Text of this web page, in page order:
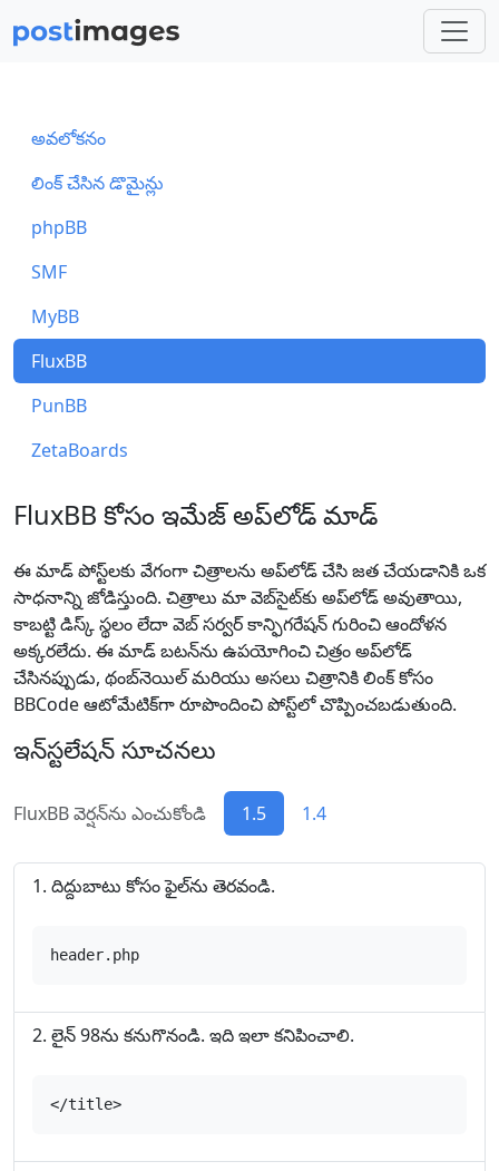
అవలోకనం
లింక్ చేసిన డొమైన్లు
phpBB
SMF
MyBB
FluxBB
PunBB
ZetaBoards
FluxBB కోసం ఇమేజ్ అప్‌లోడ్ మాడ్
ఈ మాడ్ పోస్ట్‌లకు వేగంగా చిత్రాలను అప్‌లోడ్ చేసి జత చేయడానికి ఒక
సాధనాన్ని జోడిస్తుంది. చిత్రాలు మా వెబ్‌సైట్‌కు అప్‌లోడ్ అవుతాయి,
కాబట్టి డిస్క్ స్థలం లేదా వెబ్ సర్వర్ కాన్ఫిగరేషన్ గురించి ఆందోళన
అక్కరలేదు. ఈ మాడ్ బటన్‌ను ఉపయోగించి చిత్రం అప్‌లోడ్
చేసినప్పుడు, థంబ్‌నెయిల్ మరియు అసలు చిత్రానికి లింక్ కోసం
BBCode ఆటోమేటిక్‌గా రూపొందించి పోస్ట్‌లో చొప్పించబడుతుంది.
ఇన్‌స్టలేషన్ సూచనలు
FluxBB వెర్షన్‌ను ఎంచుకోండి 1.5 1.4
దిద్దుబాటు కోసం ఫైల్‌ను తెరవండి.
header.php
లైన్ 98‌ను కనుగొనండి. ఇది ఇలా కనిపించాలి.
</title>